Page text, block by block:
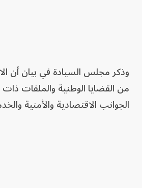
وذكر مجلس السيادة في بيان أن
من القضايا الوطنية والملفات ذات
الجوانب الاقتصادية والأمنية